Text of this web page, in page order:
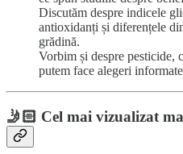
Discutăm despre indicele
antioxidanți și diferențele
grădină.
Vorbim și despre pesticide,
putem face alegeri
🤳🏻 Cel mai vizualizat